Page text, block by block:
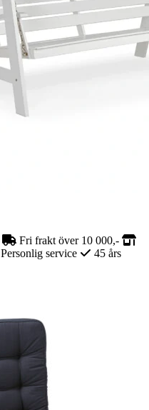
Fri frakt över 10 000,-
Personlig service
45 års